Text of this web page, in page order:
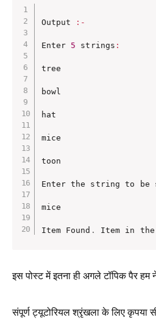
Output : -
Enter 5 strings :
tree
bowl
hat
mice
toon
Enter the string to be
mice
Item Found . Item in
इस पोस्ट में इतना ही अगले टॉपिक पैर हम
संपूर्ण ट्यूटोरियल श्रृंखला के लिए कृपया